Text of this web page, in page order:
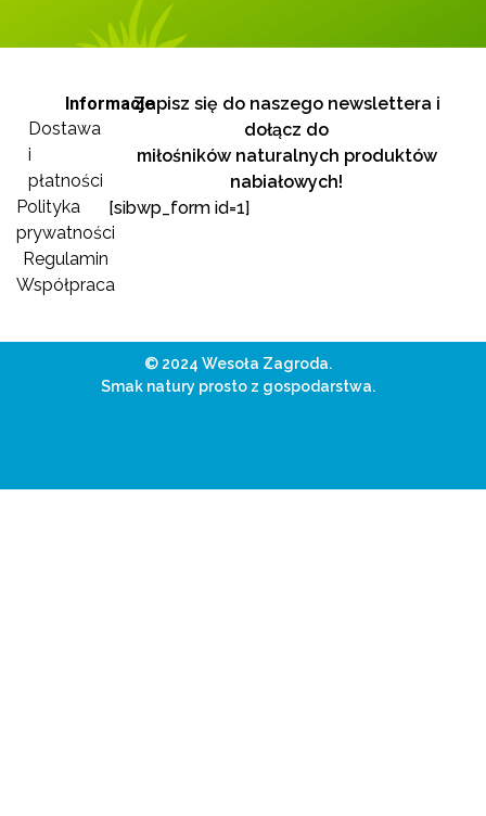
Informacje
Dostawa
i
płatności
Polityka
prywatności
Regulamin
Współpraca
Zapisz się do naszego newslettera i
dołącz do
miłośników naturalnych produktów
nabiałowych!
[sibwp_form id=1]
© 2024 Wesoła Zagroda.
Smak natury prosto z gospodarstwa.